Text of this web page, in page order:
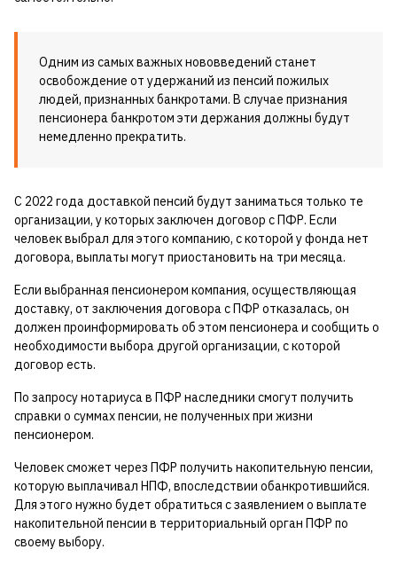
Одним из самых важных нововведений станет
освобождение от удержаний из пенсий пожилых
людей, признанных банкротами. В случае признания
пенсионера банкротом эти держания должны будут
немедленно прекратить.
С 2022 года доставкой пенсий будут заниматься только те
организации, у которых заключен договор с ПФР. Если
человек выбрал для этого компанию, с которой у фонда нет
договора, выплаты могут приостановить на три месяца.
Если выбранная пенсионером компания, осуществляющая
доставку, от заключения договора с ПФР отказалась, он
должен проинформировать об этом пенсионера и сообщить о
необходимости выбора другой организации, с которой
договор есть.
По запросу нотариуса в ПФР наследники смогут получить
справки о суммах пенсии, не полученных при жизни
пенсионером.
Человек сможет через ПФР получить накопительную пенсии,
которую выплачивал НПФ, впоследствии обанкротившийся.
Для этого нужно будет обратиться с заявлением о выплате
накопительной пенсии в территориальный орган ПФР по
своему выбору.